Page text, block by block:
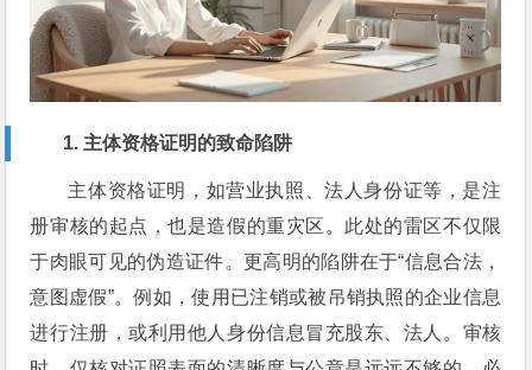
1. 主体资格证明的致命陷阱
主体资格证明，如营业执照、法人身份证等，是注
册审核的起点，也是造假的重灾区。此处的雷区不仅限
于肉眼可见的伪造证件。更高明的陷阱在于“信息合法，
意图虚假”。例如，使用已注销或被吊销执照的企业信息
进行注册，或利用他人身份信息冒充股东、法人。审核